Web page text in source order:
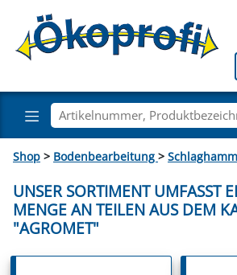
Shop > Bodenbearbeitung >
UNSER SORTIMENT UMFASST
ENGE AN TEILEN AUS DEM
AGROMET"